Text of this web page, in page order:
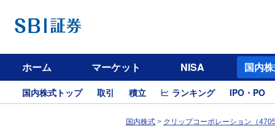
ホーム マーケット NISA 国内
国内株式トップ 取引 積立 ランキング IPO・PO
国内株式 > クリップコーポレーション（